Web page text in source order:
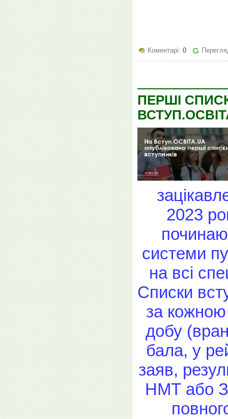
Коментарі: 0
ПЕРШІ
2023
системи
на всі
Списки
за кожною
добу
бала, у
заяв,
НМТ або